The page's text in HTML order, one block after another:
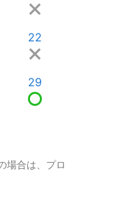
22
29
場合は、プロ